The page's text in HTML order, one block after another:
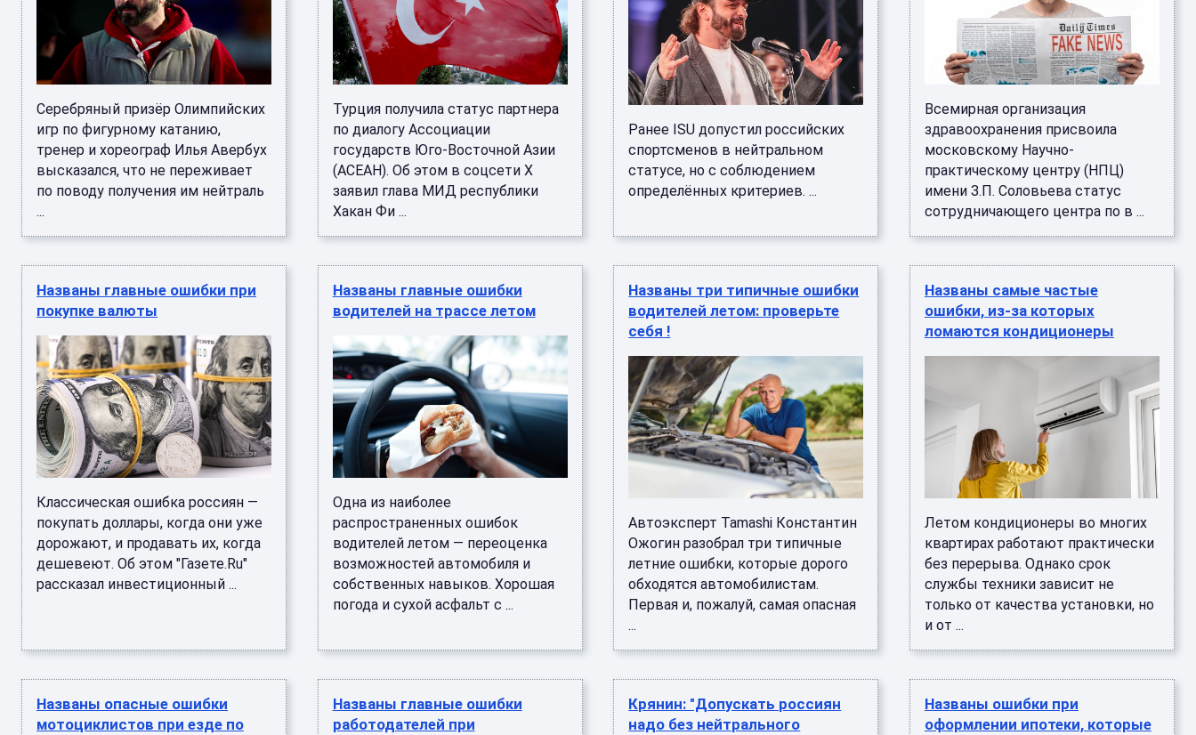
Серебряный призёр Олимпийских
игр по фигурному катанию,
тренер и хореограф Илья Авербух
высказался, что не переживает
по поводу получения им нейтраль
...
Турция получила статус партнера
по диалогу Ассоциации
государств Юго-Восточной Азии
(АСЕАН). Об этом в соцсети X
заявил глава МИД республики
Хакан Фи ...
Ранее ISU допустил российских
спортсменов в нейтральном
статусе, но с соблюдением
определённых критериев. ...
Всемирная организация
здравоохранения присвоила
московскому Научно-
практическому центру (НПЦ)
имени З.П. Соловьева статус
сотрудничающего центра по в ...
Названы главные ошибки при
покупке валюты
Классическая ошибка россиян —
покупать доллары, когда они уже
дорожают, и продавать их, когда
дешевеют. Об этом "Газете.Ru"
рассказал инвестиционный ...
Названы главные ошибки
водителей на трассе летом
Одна из наиболее
распространенных ошибок
водителей летом — переоценка
возможностей автомобиля и
собственных навыков. Хорошая
погода и сухой асфальт с ...
Названы три типичные ошибки
водителей летом: проверьте
себя !
Автоэксперт Tamashi Константин
Ожогин разобрал три типичные
летние ошибки, которые дорого
обходятся автомобилистам.
Первая и, пожалуй, самая опасная
...
Названы самые частые
ошибки, из-за которых
ломаются кондиционеры
Летом кондиционеры во многих
квартирах работают практически
без перерыва. Однако срок
службы техники зависит не
только от качества установки, но
и от ...
Названы опасные ошибки
мотоциклистов при езде по
Названы главные ошибки
работодателей при
Крянин: "Допускать россиян
надо без нейтрального
Названы ошибки при
оформлении ипотеки, которые